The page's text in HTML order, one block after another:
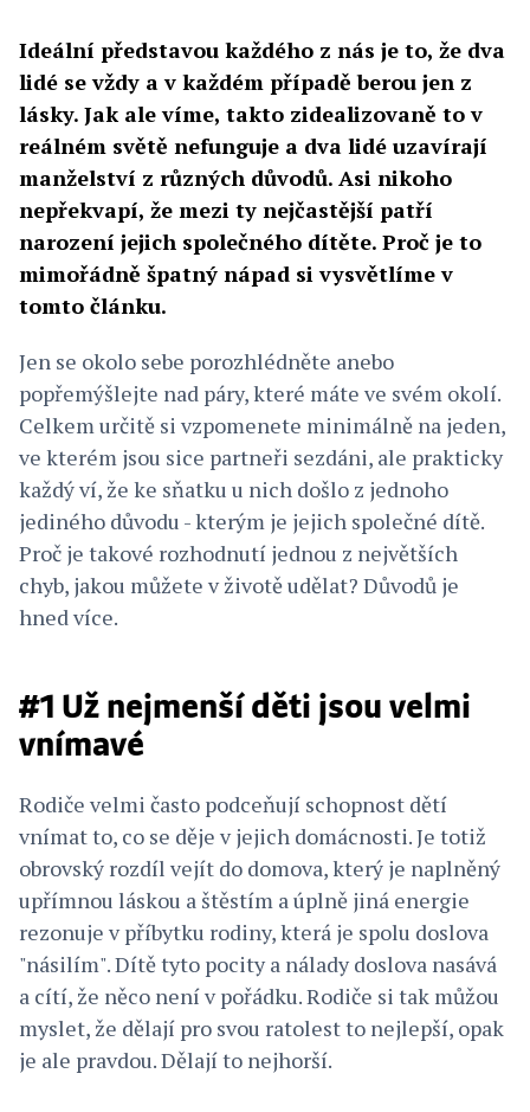
Ideální představou každého z nás je to, že dva
lidé se vždy a v každém případě berou jen z
lásky. Jak ale víme, takto zidealizovaně to v
reálném světě nefunguje a dva lidé uzavírají
manželství z různých důvodů. Asi nikoho
nepřekvapí, že mezi ty nejčastější patří
narození jejich společného dítěte. Proč je to
mimořádně špatný nápad si vysvětlíme v
tomto článku.
Jen se okolo sebe porozhlédněte anebo
popřemýšlejte nad páry, které máte ve svém okolí.
Celkem určitě si vzpomenete minimálně na jeden,
ve kterém jsou sice partneři sezdáni, ale prakticky
každý ví, že ke sňatku u nich došlo z jednoho
jediného důvodu - kterým je jejich společné dítě.
Proč je takové rozhodnutí jednou z největších
chyb, jakou můžete v životě udělat? Důvodů je
hned více.
#1 Už nejmenší děti jsou velmi
vnímavé
Rodiče velmi často podceňují schopnost dětí
vnímat to, co se děje v jejich domácnosti. Je totiž
obrovský rozdíl vejít do domova, který je naplněný
upřímnou láskou a štěstím a úplně jiná energie
rezonuje v příbytku rodiny, která je spolu doslova
"násilím". Dítě tyto pocity a nálady doslova nasává
a cítí, že něco není v pořádku. Rodiče si tak můžou
myslet, že dělají pro svou ratolest to nejlepší, opak
je ale pravdou. Dělají to nejhorší.